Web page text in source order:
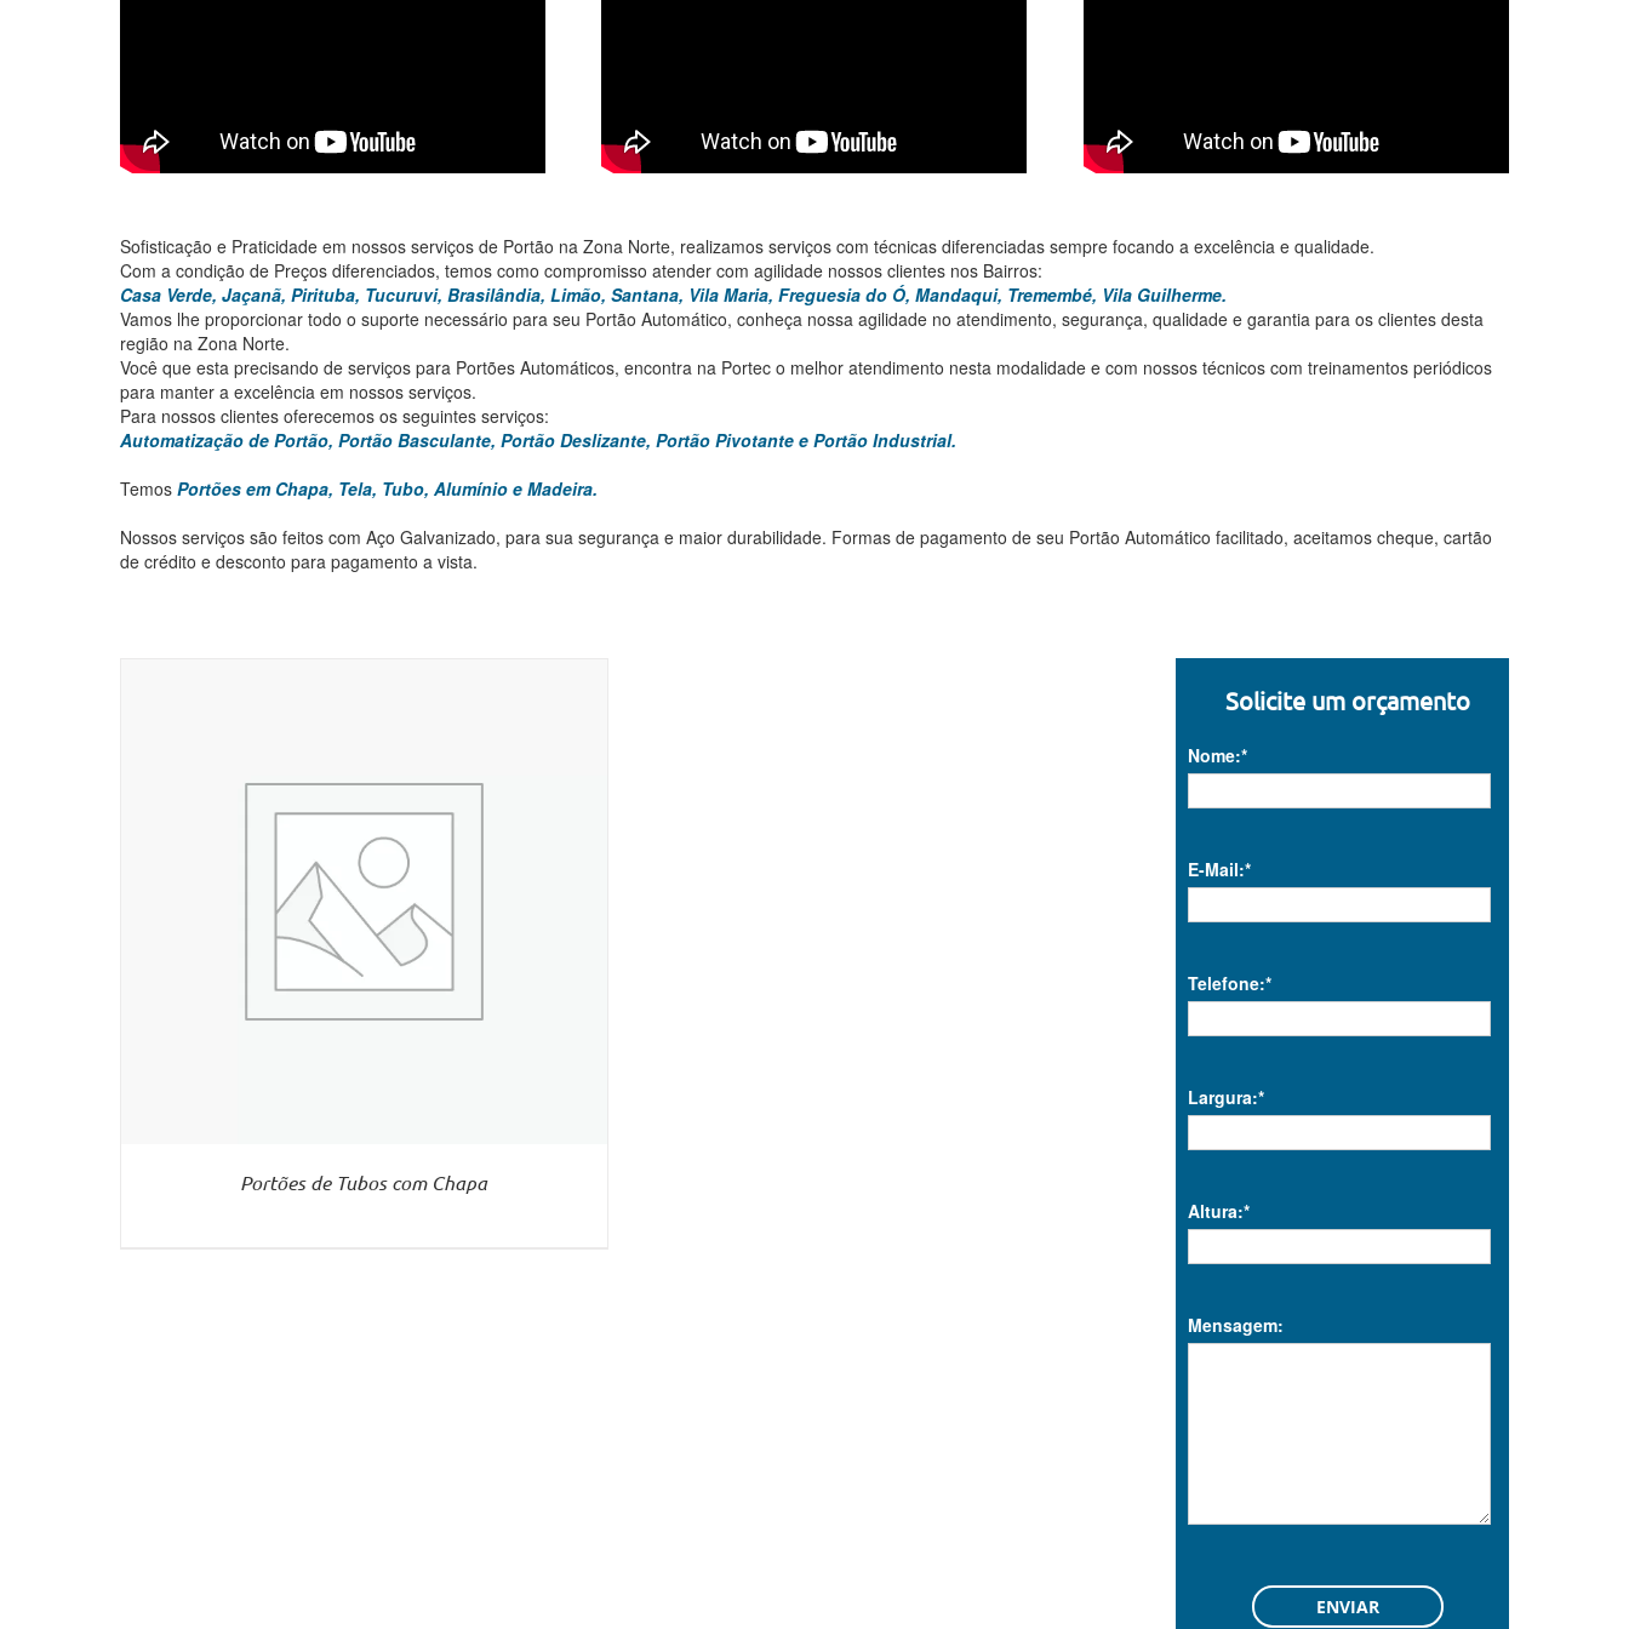
Sofisticação e Praticidade em nossos serviços de Portão na Zona Norte, realizamos serviços com técnicas diferenciadas sempre focando a excelência e qualidade.
Com a condição de Preços diferenciados, temos como compromisso atender com agilidade nossos clientes nos Bairros:
Casa Verde, Jaçanã, Pirituba, Tucuruvi, Brasilândia, Limão, Santana, Vila Maria, Freguesia do Ó, Mandaqui, Tremembé, Vila Guilherme.
Vamos lhe proporcionar todo o suporte necessário para seu Portão Automático, conheça nossa agilidade no atendimento, segurança, qualidade e garantia para os clientes desta
região na Zona Norte.
Você que esta precisando de serviços para Portões Automáticos, encontra na Portec o melhor atendimento nesta modalidade e com nossos técnicos com treinamentos periódicos
para manter a excelência em nossos serviços.
Para nossos clientes oferecemos os seguintes serviços:
Automatização de Portão, Portão Basculante, Portão Deslizante, Portão Pivotante e Portão Industrial.
Temos Portões em Chapa, Tela, Tubo, Alumínio e Madeira.
Nossos serviços são feitos com Aço Galvanizado, para sua segurança e maior durabilidade. Formas de pagamento de seu Portão Automático facilitado, aceitamos cheque, cartão
de crédito e desconto para pagamento a vista.
Portões de Tubos com Chapa
Solicite um orçamento
Nome:*
E-Mail:*
Telefone:*
Largura:*
Altura:*
Mensagem: